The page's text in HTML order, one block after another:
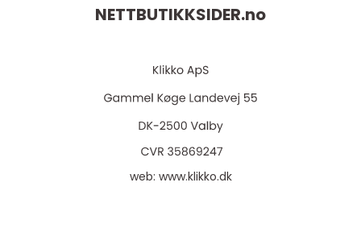
NETTBUTIKKSIDER.no
web: www.klikko.dk